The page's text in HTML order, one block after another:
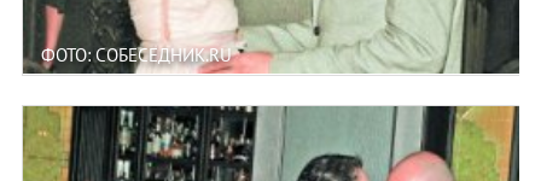
ФОТО: СОБЕСЕДНИК.RU